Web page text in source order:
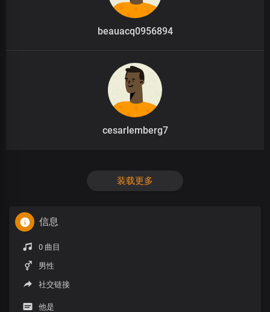
beauacq0956894
cesarlemberg7
装载更多
信息
0 曲目
男性
社交链接
他是